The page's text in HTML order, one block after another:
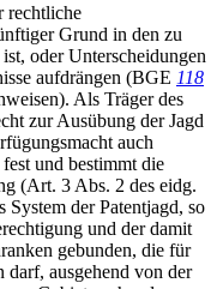
rechtliche
Grund in den zu
oder Unterscheidungen
aufdrängen (BGE 118
Als Träger des
zur Ausübung der Jagd
auch
und bestimmt die
(Art. 3 Abs. 2 des eidg.
System der Patentjagd, so
und der damit
gebunden, die für
ausgehend von der